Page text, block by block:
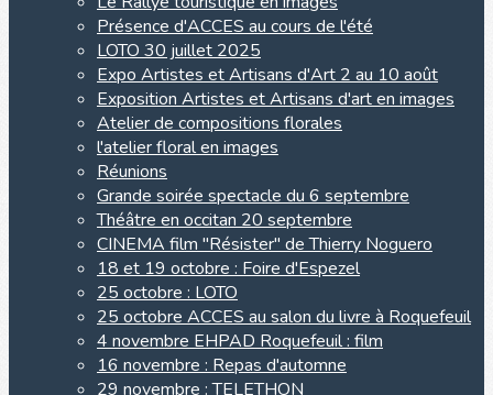
Présence d'ACCES au cours de l'été
LOTO 30 juillet 2025
Expo Artistes et Artisans d'Art 2 au 10 août
Exposition Artistes et Artisans d'art en images
Atelier de compositions florales
l'atelier floral en images
Réunions
Grande soirée spectacle du 6 septembre
Théâtre en occitan 20 septembre
CINEMA film "Résister" de Thierry Noguero
18 et 19 octobre : Foire d'Espezel
25 octobre : LOTO
25 octobre ACCES au salon du livre à Roquefeuil
4 novembre EHPAD Roquefeuil : film
16 novembre : Repas d'automne
29 novembre : TELETHON